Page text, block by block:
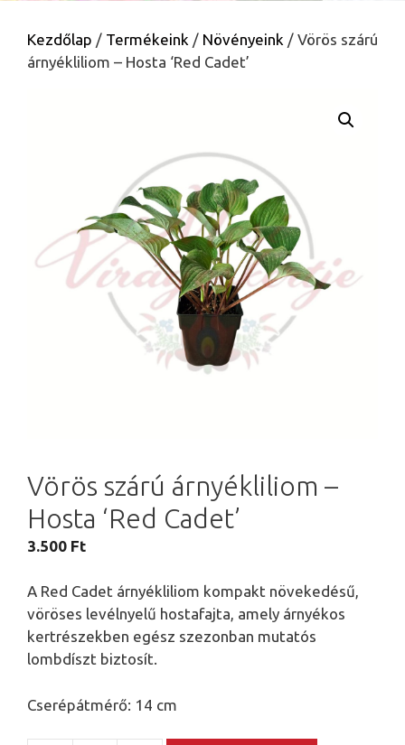
Kezdőlap / Termékeink / Növényeink / Vörös szárú
árnyékliliom – Hosta ‘Red Cadet’
Vörös szárú árnyékliliom –
Hosta ‘Red Cadet’
3.500 Ft
A Red Cadet árnyékliliom kompakt növekedésű,
vöröses levélnyelű hostafajta, amely árnyékos
kertrészekben egész szezonban mutatós
lombdíszt biztosít.
Cserépátmérő: 14 cm